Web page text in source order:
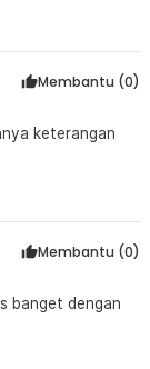
Membantu (0)
keterangan
Membantu (0)
banget dengan